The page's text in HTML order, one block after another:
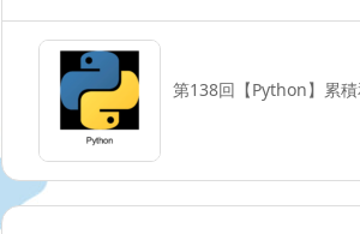
第138回【Python】累